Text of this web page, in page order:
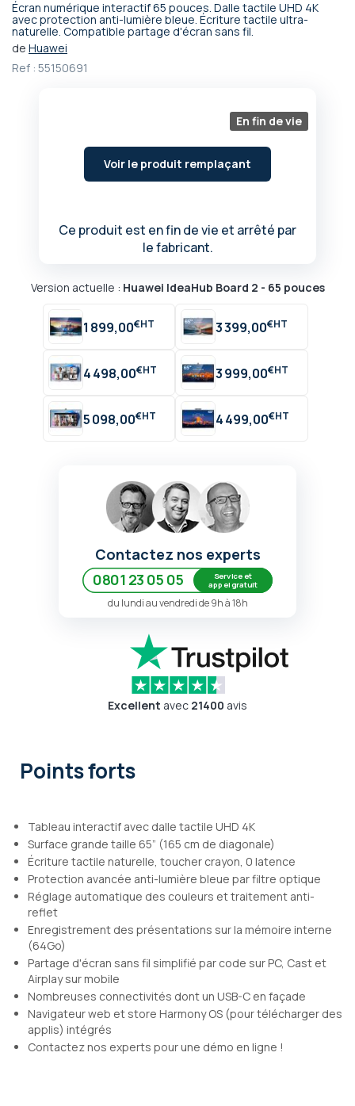
Écran numérique interactif 65 pouces. Dalle tactile UHD 4K
avec protection anti-lumière bleue. Écriture tactile ultra-
naturelle. Compatible partage d'écran sans fil.
de Huawei
Ref : 55150691
En fin de vie
Voir le produit remplaçant
Ce produit est en fin de vie et arrêté par
le fabricant.
Version actuelle : Huawei IdeaHub Board 2 - 65 pouces
1 899,00€ 3 399,00€
4 498,00€ 3 999,00€
5 098,00€ 4 499,00€
Passer
au
début
de
Contactez nos experts
0801 23 05 05
Service et
appel gratuit
du lundi au vendredi de 9h à 18h
Excellent avec 21400 avis
Points forts
Tableau interactif avec dalle tactile UHD 4K
Surface grande taille 65” (165 cm de diagonale)
Écriture tactile naturelle, toucher crayon, 0 latence
Protection avancée anti-lumière bleue par filtre optique
Réglage automatique des couleurs et traitement anti-
reflet
Enregistrement des présentations sur la mémoire interne
(64Go)
Partage d'écran sans fil simplifié par code sur PC, Cast et
Airplay sur mobile
Nombreuses connectivités dont un USB-C en façade
Navigateur web et store Harmony OS (pour télécharger des
applis) intégrés
Contactez nos experts pour une démo en ligne !